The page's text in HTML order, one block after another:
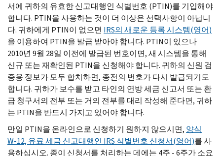
서에 귀하의 유효한 신고대행인 식별번호 (PTIN)를 기입해야
합니다. PTIN을 사용하는 것이 더 이상은 선택사항이 아닙니
다. 귀하에게 PTIN이 없으면 IRS의 새로운 등록 시스템(영어)
을 이용하여 PTIN을 발급 받아야 합니다. PTIN이 있으나
2010년 9월 28일 이전에 발급된 번호이면, 새 시스템을 통해
신규 또는 재확인된 PTIN을 신청해야 합니다. 귀하의 신원 검
증용 정보가 모두 합치하면, 종전의 번호가 다시 발급되기도
합니다. 귀하가 보수를 받고 타인의 연방 세금 신고서 또는 환
급 청구서의 전부 또는 거의 전부를 대리 작성해 준다면, 귀하
는 PTIN을 반드시 가지고 있어야 합니다.
만일 PTIN을 온라인으로 신청하기 원하지 않으시면, 양식
W-12, 유료 세금 신고대행인 IRS 식별번호 신청서(영어)를 사
용하십시오. 종이 신청서를 처리하는 데에는 4주 - 6주가 소요